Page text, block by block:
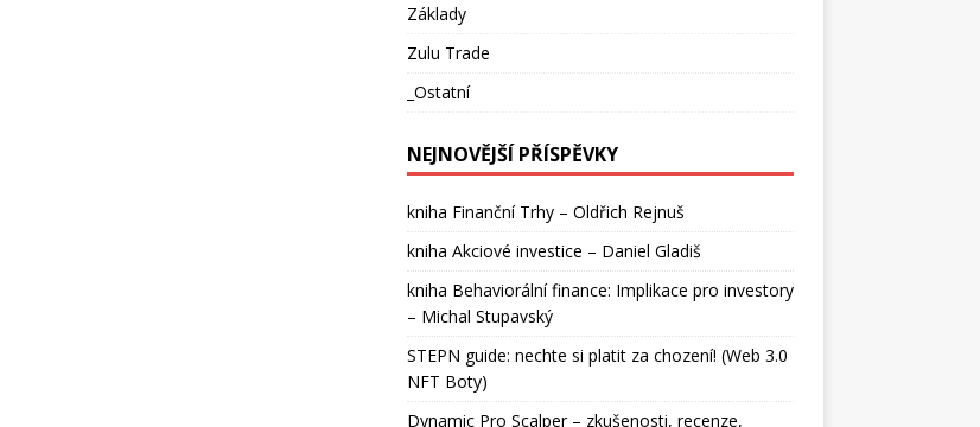
Základy
Zulu Trade
_Ostatní
NEJNOVĚJŠÍ PŘÍSPĚVKY
kniha Finanční Trhy – Oldřich Rejnuš
kniha Akciové investice – Daniel Gladiš
kniha Behaviorální finance: Implikace pro investory
– Michal Stupavský
STEPN guide: nechte si platit za chození! (Web 3.0
NFT Boty)
Dynamic Pro Scalper – zkušenosti, recenze,